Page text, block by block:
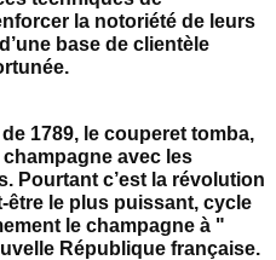
la notoriété de leurs
base de clientèle
1789, le couperet tomba,
avec les
Pourtant c’est la révolution
être le plus puissant, cycle
le champagne à "
République française.